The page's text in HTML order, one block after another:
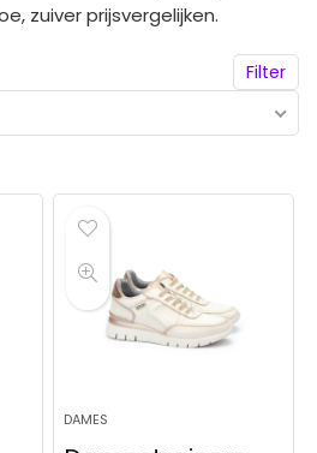
zuiver prijsvergelijken.
Filter
DAMES